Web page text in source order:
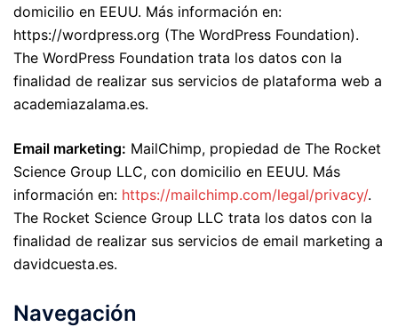
domicilio en EEUU. Más información en:
https://wordpress.org (The WordPress Foundation).
The WordPress Foundation trata los datos con la
finalidad de realizar sus servicios de plataforma web a
academiazalama.es.
Email marketing: MailChimp, propiedad de The Rocket
Science Group LLC, con domicilio en EEUU. Más
información en: https://mailchimp.com/legal/privacy/.
The Rocket Science Group LLC trata los datos con la
finalidad de realizar sus servicios de email marketing a
davidcuesta.es.
Navegación